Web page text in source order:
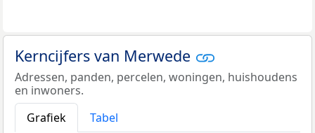
Kerncijfers van Merwede
Adressen, panden, percelen, woningen, huishoudens
en inwoners.
Grafiek
Tabel